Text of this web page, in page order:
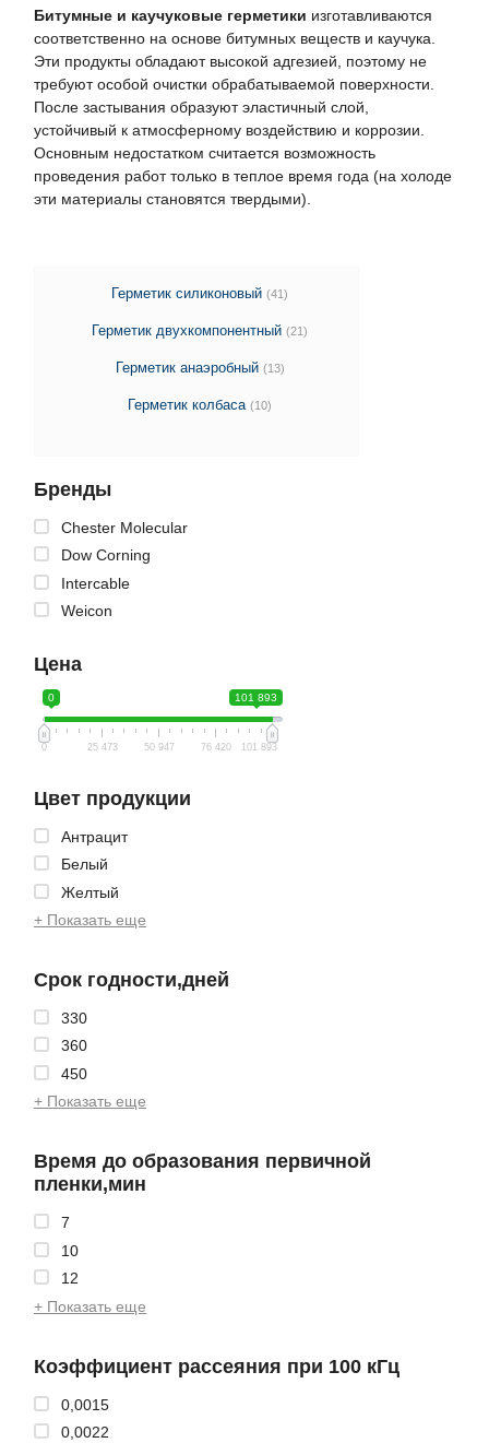
Герметик силиконовый (41)
Герметик двухкомпонентный (21)
Герметик анаэробный (13)
Герметик колбаса (10)
Бренды
Chester Molecular
Dow Corning
Intercable
Weicon
Цена
0 101 893
0 25 473 50 947 76 420 101 893
Цвет продукции
Антрацит
Белый
Желтый
+ Показать еще
Срок годности,дней
330
360
450
+ Показать еще
Время до образования первичной
пленки,мин
7
10
12
+ Показать еще
Коэффициент рассеяния при 100 кГц
0,0015
0,0022
Битумные и каучуковые герметики изготавливаются
соответственно на основе битумных веществ и каучука.
Эти продукты обладают высокой адгезией, поэтому не
требуют особой очистки обрабатываемой поверхности.
После застывания образуют эластичный слой,
устойчивый к атмосферному воздействию и коррозии.
Основным недостатком считается возможность
проведения работ только в теплое время года (на холоде
эти материалы становятся твердыми).